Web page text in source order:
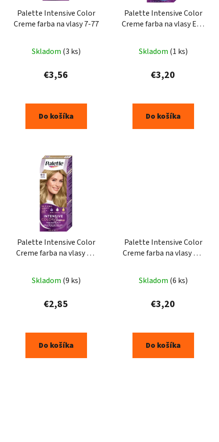
Palette Intensive Color
Creme farba na vlasy 7-77
Skladom (3 ks)
€3,56
Do košíka
Palette Intensive Color
Creme farba na vlasy E20
Skladom (1 ks)
€3,20
Do košíka
Palette Intensive Color
Creme farba na vlasy N7
Skladom (9 ks)
€2,85
Do košíka
Palette Intensive Color
Creme farba na vlasy W2
Skladom (6 ks)
€3,20
Do košíka